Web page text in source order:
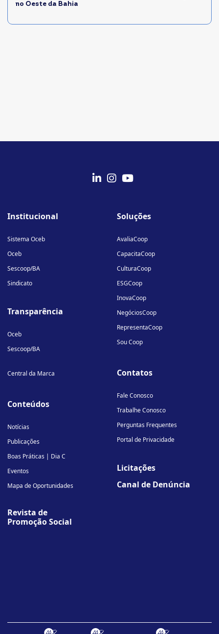
no Oeste da Bahia
linkedin-
instagram
youtube
Institucional
Sistema Oceb
Oceb
Sescoop/BA
Sindicato
Transparência
Oceb
Sescoop/BA
Central da Marca
Conteúdos
Notícias
Publicações
Boas Práticas | Dia C
Eventos
Mapa de Oportunidades
Revista de
Promoção Social
Soluções
AvaliaCoop
CapacitaCoop
CulturaCoop
ESGCoop
InovaCoop
NegóciosCoop
RepresentaCoop
Sou Coop
Contatos
Fale Conosco
Trabalhe Conosco
Perguntas Frequentes
Portal de Privacidade
Licitações
Canal de Denúncia